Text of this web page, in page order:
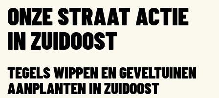
ONZE STRAAT ACTIE
IN ZUIDOOST
TEGELS WIPPEN EN GEVELTUINEN
AANPLANTEN IN ZUIDOOST